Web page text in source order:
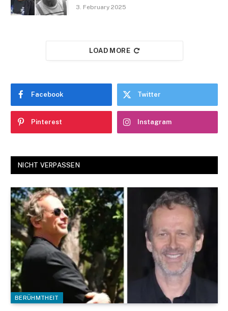
3. February 2025
LOAD MORE
Facebook Twitter
Pinterest Instagram
NICHT VERPASSEN
BERÜHMTHEIT